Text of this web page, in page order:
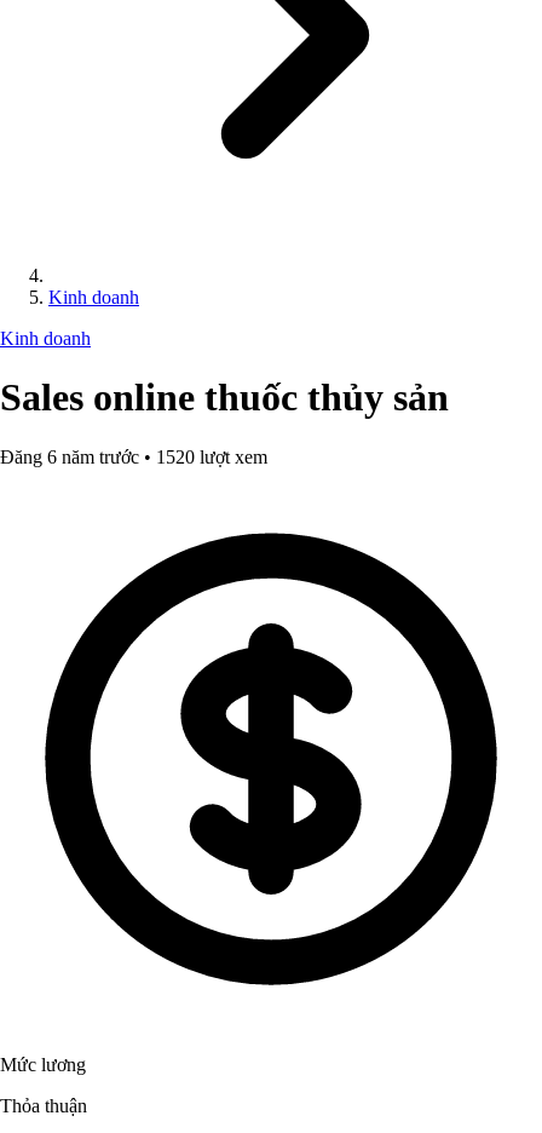
Kinh doanh
Kinh doanh
Sales online thuốc thủy sản
Đăng 6 năm trước • 1520 lượt xem
Mức lương
Thỏa thuận